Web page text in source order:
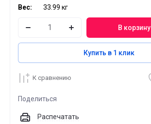
Вес: 33.99 кг
В корзину
Купить в 1 клик
К сравнению
Поделиться
Распечатать